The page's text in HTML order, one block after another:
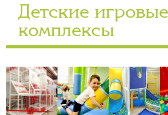
Детские игровые
комплексы